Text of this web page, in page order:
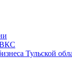
ВКС
Тульской